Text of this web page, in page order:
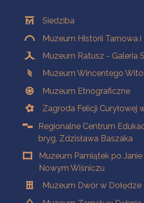
OddziałySiedziba
Muzeum Historii Tarnowa i
Muzeum Ratusz - Galeria
Muzeum Wincentego
Muzeum Etnograficzne
Zagroda Felicji Curyłowej
Regionalne Centrum
bryg. Zdzisława Baszaka
Muzeum Pamiątek po
Nowym Wiśniczu
Muzeum Dwór w Dołędze